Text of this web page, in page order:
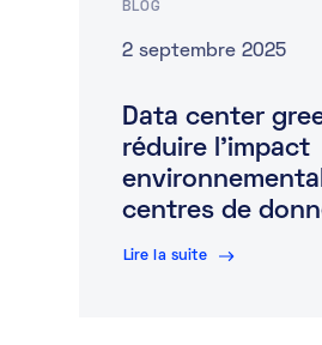
BLOG
2 septembre 2025
Data center
réduire l’impact
centres de
Lire la suite